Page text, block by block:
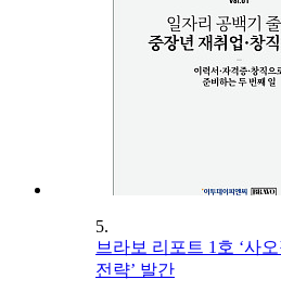
5.
브라보 리포트 1호 ‘사
전략’ 발간